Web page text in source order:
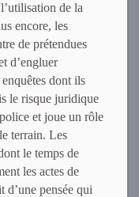
de la
encore, les
de prétendues
d’engluer
dont ils
le risque juridique
et joue un rôle
terrain. Les
le temps de
les actes de
d’une pensée qui